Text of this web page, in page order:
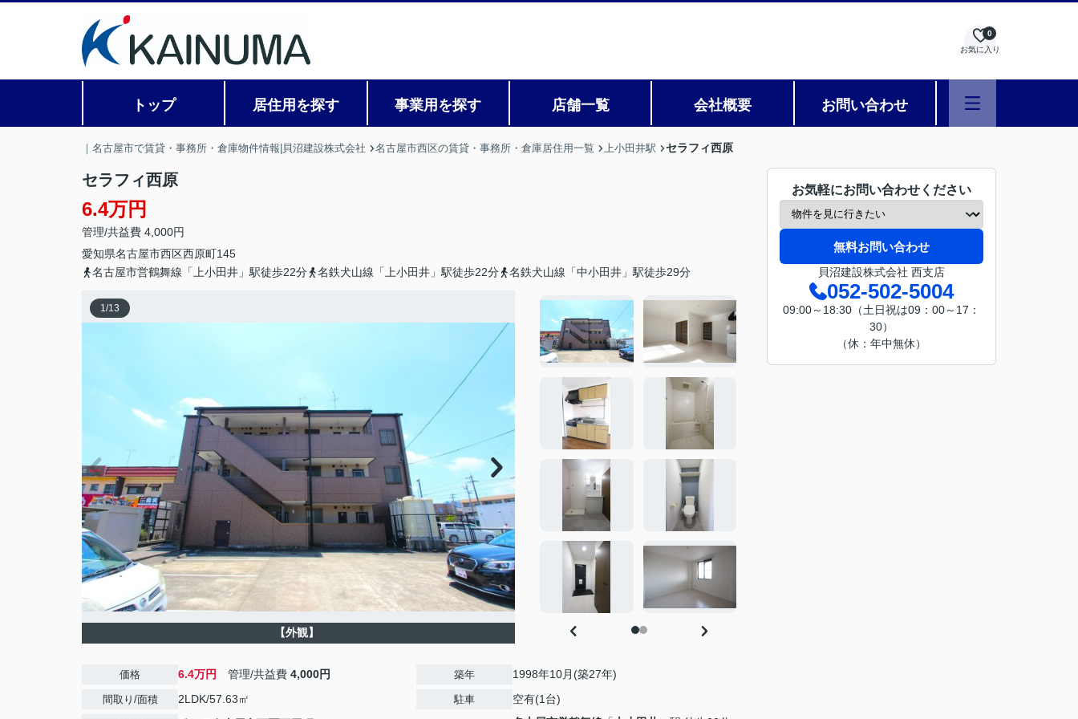
お気に入り
0
トップ 居住用を探す 事業用を探す 店舗一覧 会社概要 お問い合わせ
｜名古屋市で賃貸・事務所・倉庫物件情報|貝沼建設株式会社 名古屋市西区の賃貸・事務所・倉庫居住用一覧 上小田井駅 セラフィ西原
セラフィ西原
6.4万円
管理/共益費 4,000円
愛知県名古屋市西区西原町145
名古屋市営鶴舞線「上小田井」駅徒歩22分
名鉄犬山線「上小田井」駅徒歩22分 名鉄犬山線「中小田井」駅徒歩29分
1/13
【外観】
価格 6.4万円 管理/共益費 4,000円
間取り/面積 2LDK/57.63㎡
築年 1998年10月(築27年)
駐車 空有(1台)
お気軽にお問い合わせください
無料お問い合わせ
貝沼建設株式会社 西支店
052-502-5004
09:00～18:30（土日祝は09：00～17：
30）
（休：年中無休）